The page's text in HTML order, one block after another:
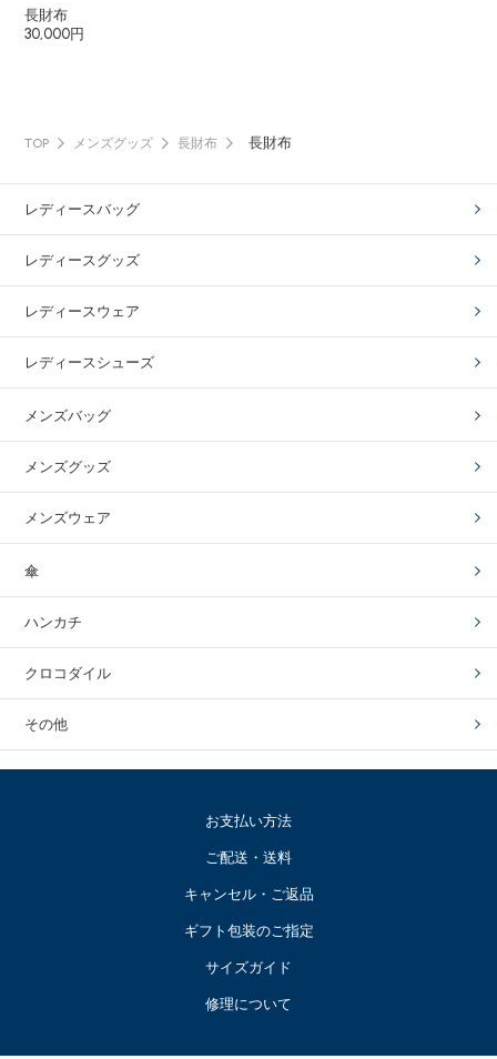
長財布
30,000円
TOP メンズグッズ 長財布 長財布
レディースバッグ
レディースグッズ
レディースウェア
レディースシューズ
メンズバッグ
メンズグッズ
メンズウェア
傘
ハンカチ
クロコダイル
その他
お支払い方法
ご配送・送料
キャンセル・ご返品
ギフト包装のご指定
サイズガイド
修理について